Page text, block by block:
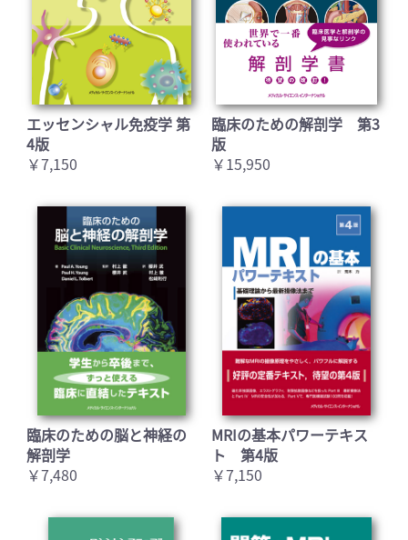
エッセンシャル免疫学 第
4版
￥7,150
臨床のための解剖学 第3
版
￥15,950
臨床のための脳と神経の
解剖学
￥7,480
MRIの基本パワーテキス
ト 第4版
￥7,150